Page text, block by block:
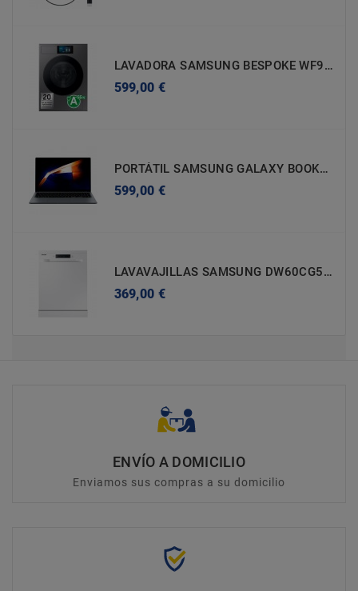
LAVADORA SAMSUNG BESPOKE WF90F09C4SU3 A - 9kg - 1400rpm
599,00 €
PORTÁTIL SAMSUNG GALAXY BOOK4 DE 39,6CM (15,6'') NP750XGJ-KG2ES I5 - 16GB - 512GB SSD
599,00 €
LAVAVAJILLAS SAMSUNG DW60CG550FWQET D - 14 SERVICIOS
369,00 €
ENVÍO A DOMICILIO
Enviamos sus compras a su domicilio